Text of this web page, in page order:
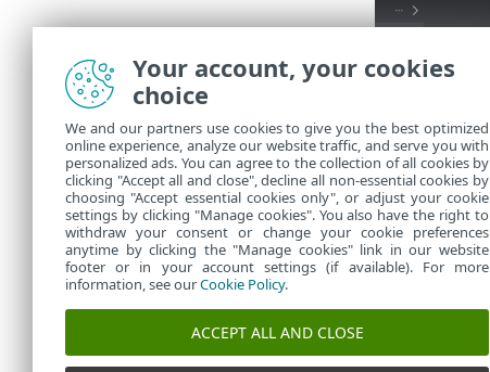
Your account, your cookies
choice
We and our partners use cookies to give you the best optimized
online experience, analyze our website traffic, and serve you with
personalized ads. You can agree to the collection of all cookies by
clicking "Accept all and close", decline all non-essential cookies by
choosing "Accept essential cookies only", or adjust your cookie
settings by clicking "Manage cookies". You also have the right to
withdraw your consent or change your cookie preferences
anytime by clicking the "Manage cookies" link in our website
footer or in your account settings (if available). For more
information, see ourCookie Policy.
ACCEPT ALL AND CLOSE